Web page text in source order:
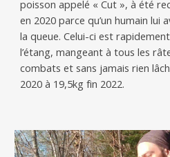
poisson appelé « Cut », à été
en 2020 parce qu’un humain lui
la queue. Celui-ci est
l’étang, mangeant à tous les
combats et sans jamais rien
2020 à 19,5kg fin 2022.